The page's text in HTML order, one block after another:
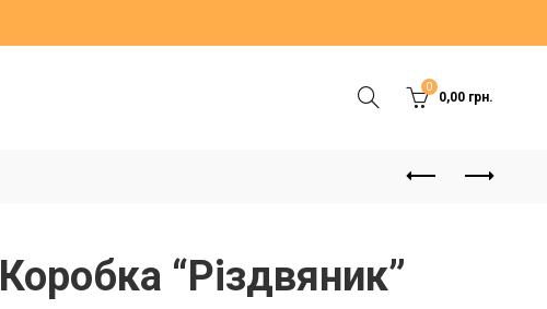
0
0,00грн.
Коробка “Різдвяник”